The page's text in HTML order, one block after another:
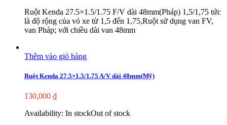
Ruột Kenda 27.5×1.5/1.75 F/V dài 48mm(Pháp) 1,5/1,75 tức
là độ rộng của vỏ xe từ 1,5 đến 1,75,Ruột sử dụng van FV,
van Pháp; với chiều dài van 48mm
Thêm vào giỏ hàng
Ruột Kenda 27.5×1.5/1.75 A/V dài 48mm(Mỹ)
130,000 ₫
Availability: In stockOut of stock